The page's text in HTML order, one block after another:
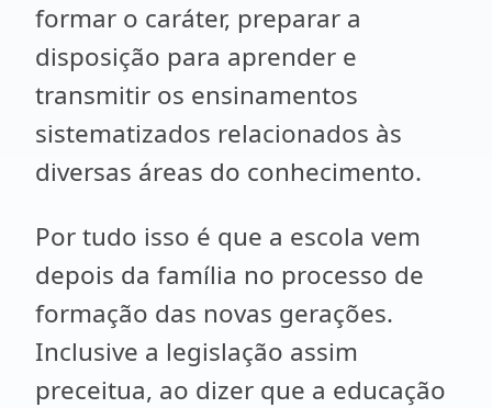
formar o caráter, preparar a
disposição para aprender e
transmitir os ensinamentos
sistematizados relacionados às
diversas áreas do conhecimento.
Por tudo isso é que a escola vem
depois da família no processo de
formação das novas gerações.
Inclusive a legislação assim
preceitua, ao dizer que a educação